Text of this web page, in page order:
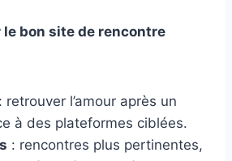
le bon site de rencontre
: retrouver l’amour après un
à des plateformes ciblées.
: rencontres plus pertinentes,